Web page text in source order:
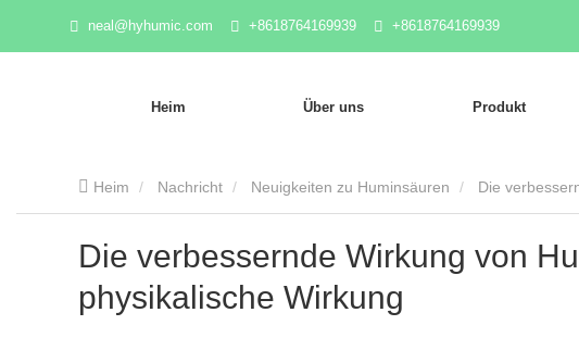
neal@hyhumic.com +8618764169939 +8618764169939
Heim Über uns Produkt
Heim Nachricht Neuigkeiten zu Huminsäuren Die
Die verbessernde Wirkung von
physikalische Wirkung